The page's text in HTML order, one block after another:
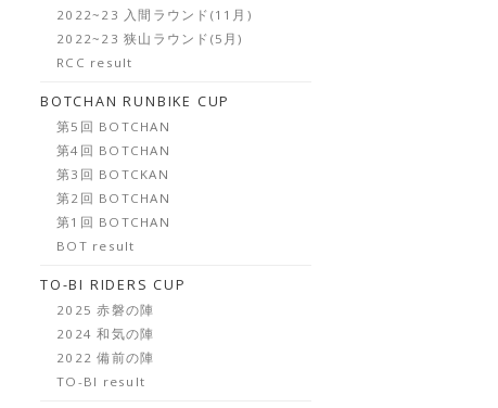
2022~23 入間ラウンド(11月)
2022~23 狭山ラウンド(5月)
RCC result
BOTCHAN RUNBIKE CUP
第5回 BOTCHAN
第4回 BOTCHAN
第3回 BOTCKAN
第2回 BOTCHAN
第1回 BOTCHAN
BOT result
TO-BI RIDERS CUP
2025 赤磐の陣
2024 和気の陣
2022 備前の陣
TO-BI result